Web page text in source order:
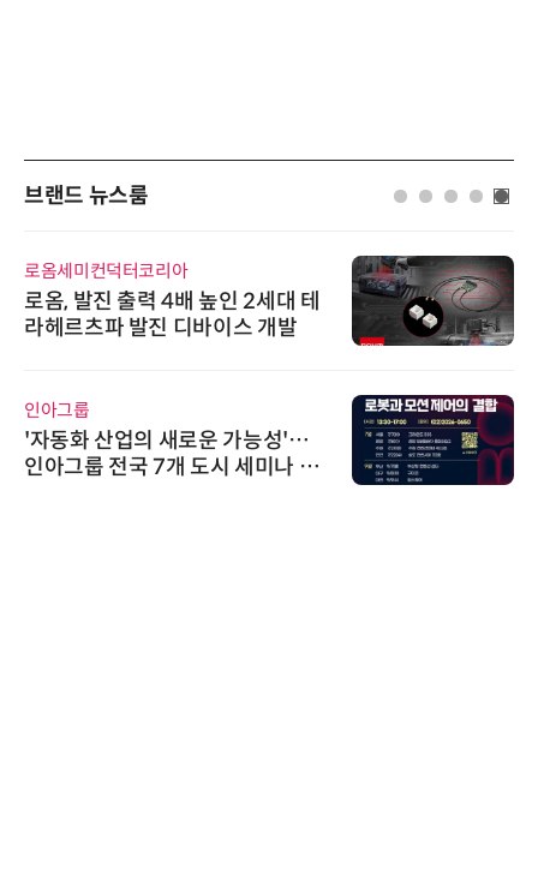
브랜드 뉴스룸
로옴세미컨덕터코리아
로옴, 발진 출력 4배 높인 2세대 테
라헤르츠파 발진 디바이스 개발
인아그룹
'자동화 산업의 새로운 가능성'…
인아그룹 전국 7개 도시 세미나 페